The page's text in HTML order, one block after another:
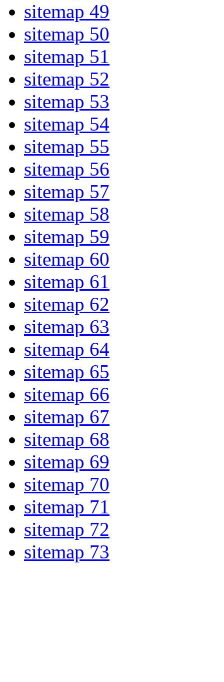
sitemap 49
sitemap 50
sitemap 51
sitemap 52
sitemap 53
sitemap 54
sitemap 55
sitemap 56
sitemap 57
sitemap 58
sitemap 59
sitemap 60
sitemap 61
sitemap 62
sitemap 63
sitemap 64
sitemap 65
sitemap 66
sitemap 67
sitemap 68
sitemap 69
sitemap 70
sitemap 71
sitemap 72
sitemap 73